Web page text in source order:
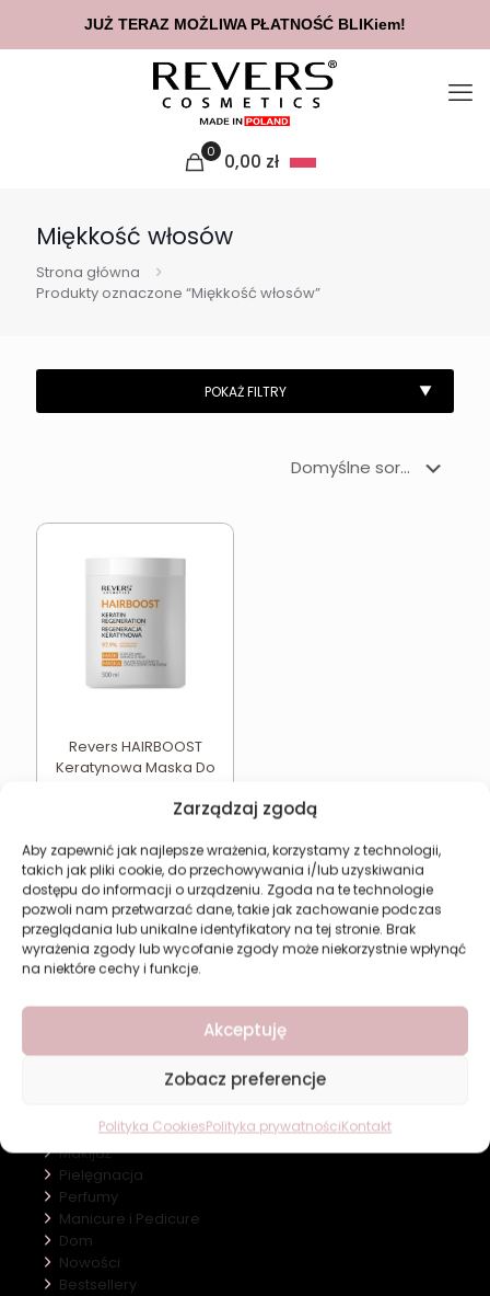
Zarządzaj zgodą
Aby zapewnić jak najlepsze wrażenia, korzystamy z technologii,
takich jak pliki cookie, do przechowywania i/lub uzyskiwania
dostępu do informacji o urządzeniu. Zgoda na te technologie
pozwoli nam przetwarzać dane, takie jak zachowanie podczas
przeglądania lub unikalne identyfikatory na tej stronie. Brak
wyrażenia zgody lub wycofanie zgody może niekorzystnie wpłynąć
na niektóre cechy i funkcje.
Akceptuję
Zobacz preferencje
Polityka CookiesPolityka prywatnościKontakt
0 0,00 zł
Miękkość włosów
Strona główna
Produkty oznaczone “Miękkość włosów”
Revers HAIRBOOST
Keratynowa Maska Do
Dodaj do koszyka
Revers Cosmetics
Makijaż
Pielęgnacja
Perfumy
Manicure i Pedicure
Dom
Nowości
Bestsellery
JUŻ TERAZ MOŻLIWA PŁATNOŚĆ BLIKiem!